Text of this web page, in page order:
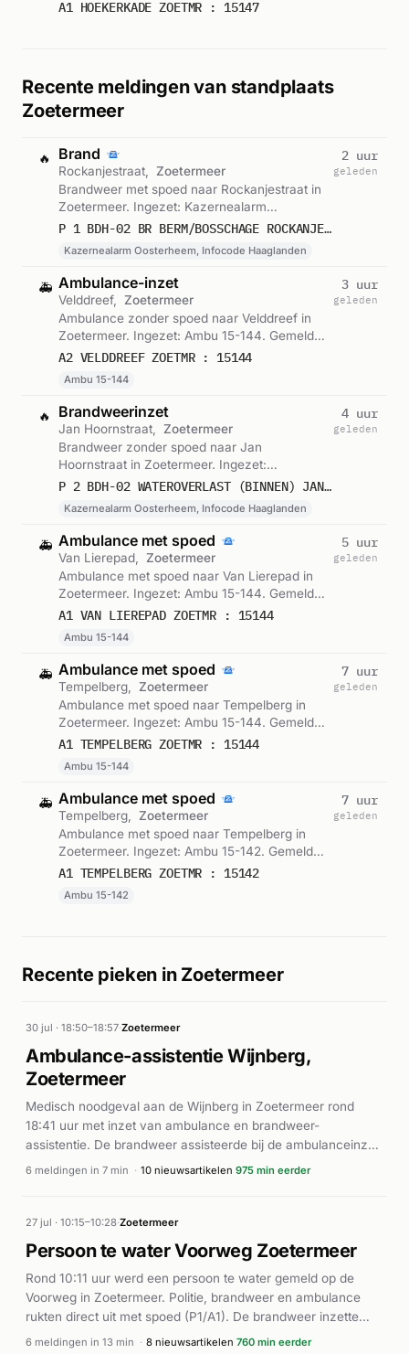
A1 HOEKERKADE ZOETMR : 15147
Recente meldingen van standplaats
Zoetermeer
🔥 Brand
Rockanjestraat,
Zoetermeer
Brandweer met spoed naar Rockanjestraat in
Zoetermeer. Ingezet: Kazernealarm
Oosterheem, Infocode Haaglanden. Gemeld
P 1 BDH-02 BR BERM/BOSSCHAGE ROCKANJESTRAAT ZOETERMEER 155330
Kazernealarm Oosterheem, Infocode Haaglanden
2 uur
geleden
🚑 Ambulance-inzet
Velddreef,
Zoetermeer
Ambulance zonder spoed naar Velddreef in
Zoetermeer. Ingezet: Ambu 15-144. Gemeld
om 02:42.
A2 VELDDREEF ZOETMR : 15144
Ambu 15-144
3 uur
geleden
🔥 Brandweerinzet
Jan Hoornstraat,
Zoetermeer
Brandweer zonder spoed naar Jan
Hoornstraat in Zoetermeer. Ingezet:
Kazernealarm Oosterheem, Infocode
P 2 BDH-02 WATEROVERLAST (BINNEN) JAN HOORNSTRAAT ZOETERMEER 155330
Kazernealarm Oosterheem, Infocode Haaglanden
4 uur
geleden
🚑 Ambulance met spoed
Van Lierepad,
Zoetermeer
Ambulance met spoed naar Van Lierepad in
Zoetermeer. Ingezet: Ambu 15-144. Gemeld
om 01:36.
A1 VAN LIEREPAD ZOETMR : 15144
Ambu 15-144
5 uur
geleden
🚑 Ambulance met spoed
Tempelberg,
Zoetermeer
Ambulance met spoed naar Tempelberg in
Zoetermeer. Ingezet: Ambu 15-144. Gemeld
om 23:09.
A1 TEMPELBERG ZOETMR : 15144
Ambu 15-144
7 uur
geleden
🚑 Ambulance met spoed
Tempelberg,
Zoetermeer
Ambulance met spoed naar Tempelberg in
Zoetermeer. Ingezet: Ambu 15-142. Gemeld
om 23:07.
A1 TEMPELBERG ZOETMR : 15142
Ambu 15-142
7 uur
geleden
Recente pieken in Zoetermeer
30 jul · 18:50–18:57·Zoetermeer
Ambulance-assistentie Wijnberg,
Zoetermeer
Medisch noodgeval aan de Wijnberg in Zoetermeer rond
18:41 uur met inzet van ambulance en brandweer-
assistentie. De brandweer assisteerde bij de ambulanceinzet,
met meerdere herhaalde meldingen voor dezelfde locatie.
6 meldingen in 7 min · 10 nieuwsartikelen 975 min eerder
27 jul · 10:15–10:28·Zoetermeer
Persoon te water Voorweg Zoetermeer
Rond 10:11 uur werd een persoon te water gemeld op de
Voorweg in Zoetermeer. Politie, brandweer en ambulance
rukten direct uit met spoed (P1/A1). De brandweer inzette
eenheden voor redding vanuit het water.
6 meldingen in 13 min · 8 nieuwsartikelen 760 min eerder